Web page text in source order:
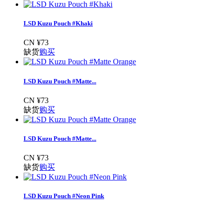
LSD Kuzu Pouch #Khaki
CN ¥73
缺货购买
LSD Kuzu Pouch #Matte...
CN ¥73
缺货购买
LSD Kuzu Pouch #Matte...
CN ¥73
缺货购买
LSD Kuzu Pouch #Neon Pink